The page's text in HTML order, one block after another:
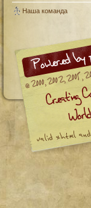
Наша команда